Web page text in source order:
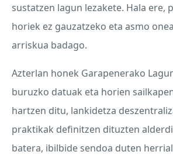
sustatzen lagun lezakete. Hala ere,
horiek ez gauzatzeko eta asmo
arriskua badago.
Azterlan honek Garapenerako
buruzko datuak eta horien
hartzen ditu, lankidetza
praktikak definitzen dituzten
batera, ibilbide sendoa duten